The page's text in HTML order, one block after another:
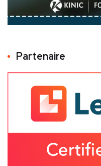
Partenaire